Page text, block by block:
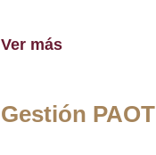
Ver más
Gestión PAOT